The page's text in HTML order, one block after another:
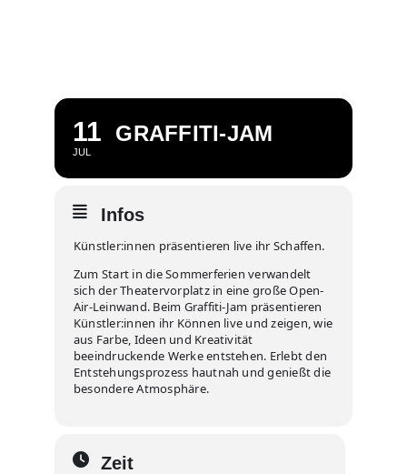
11
JUL
GRAFFITI-JAM
Infos
Künstler:innen präsentieren live ihr Schaffen.
Zum Start in die Sommerferien verwandelt
sich der Theatervorplatz in eine große Open-
Air-Leinwand. Beim Graffiti-Jam präsentieren
Künstler:innen ihr Können live und zeigen, wie
aus Farbe, Ideen und Kreativität
beeindruckende Werke entstehen. Erlebt den
Entstehungsprozess hautnah und genießt die
besondere Atmosphäre.
Zeit